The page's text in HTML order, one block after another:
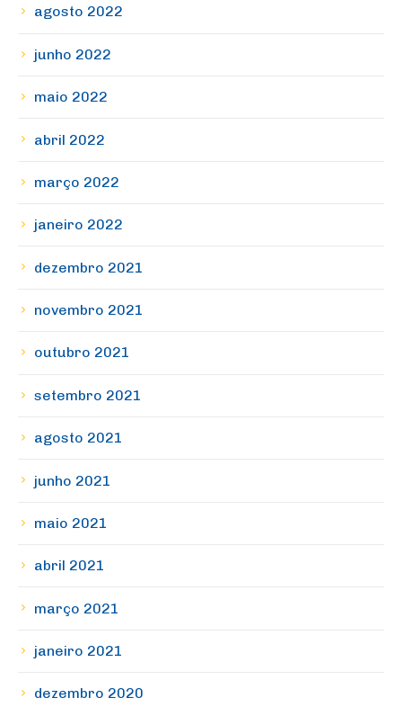
agosto 2022
junho 2022
maio 2022
abril 2022
março 2022
janeiro 2022
dezembro 2021
novembro 2021
outubro 2021
setembro 2021
agosto 2021
junho 2021
maio 2021
abril 2021
março 2021
janeiro 2021
dezembro 2020